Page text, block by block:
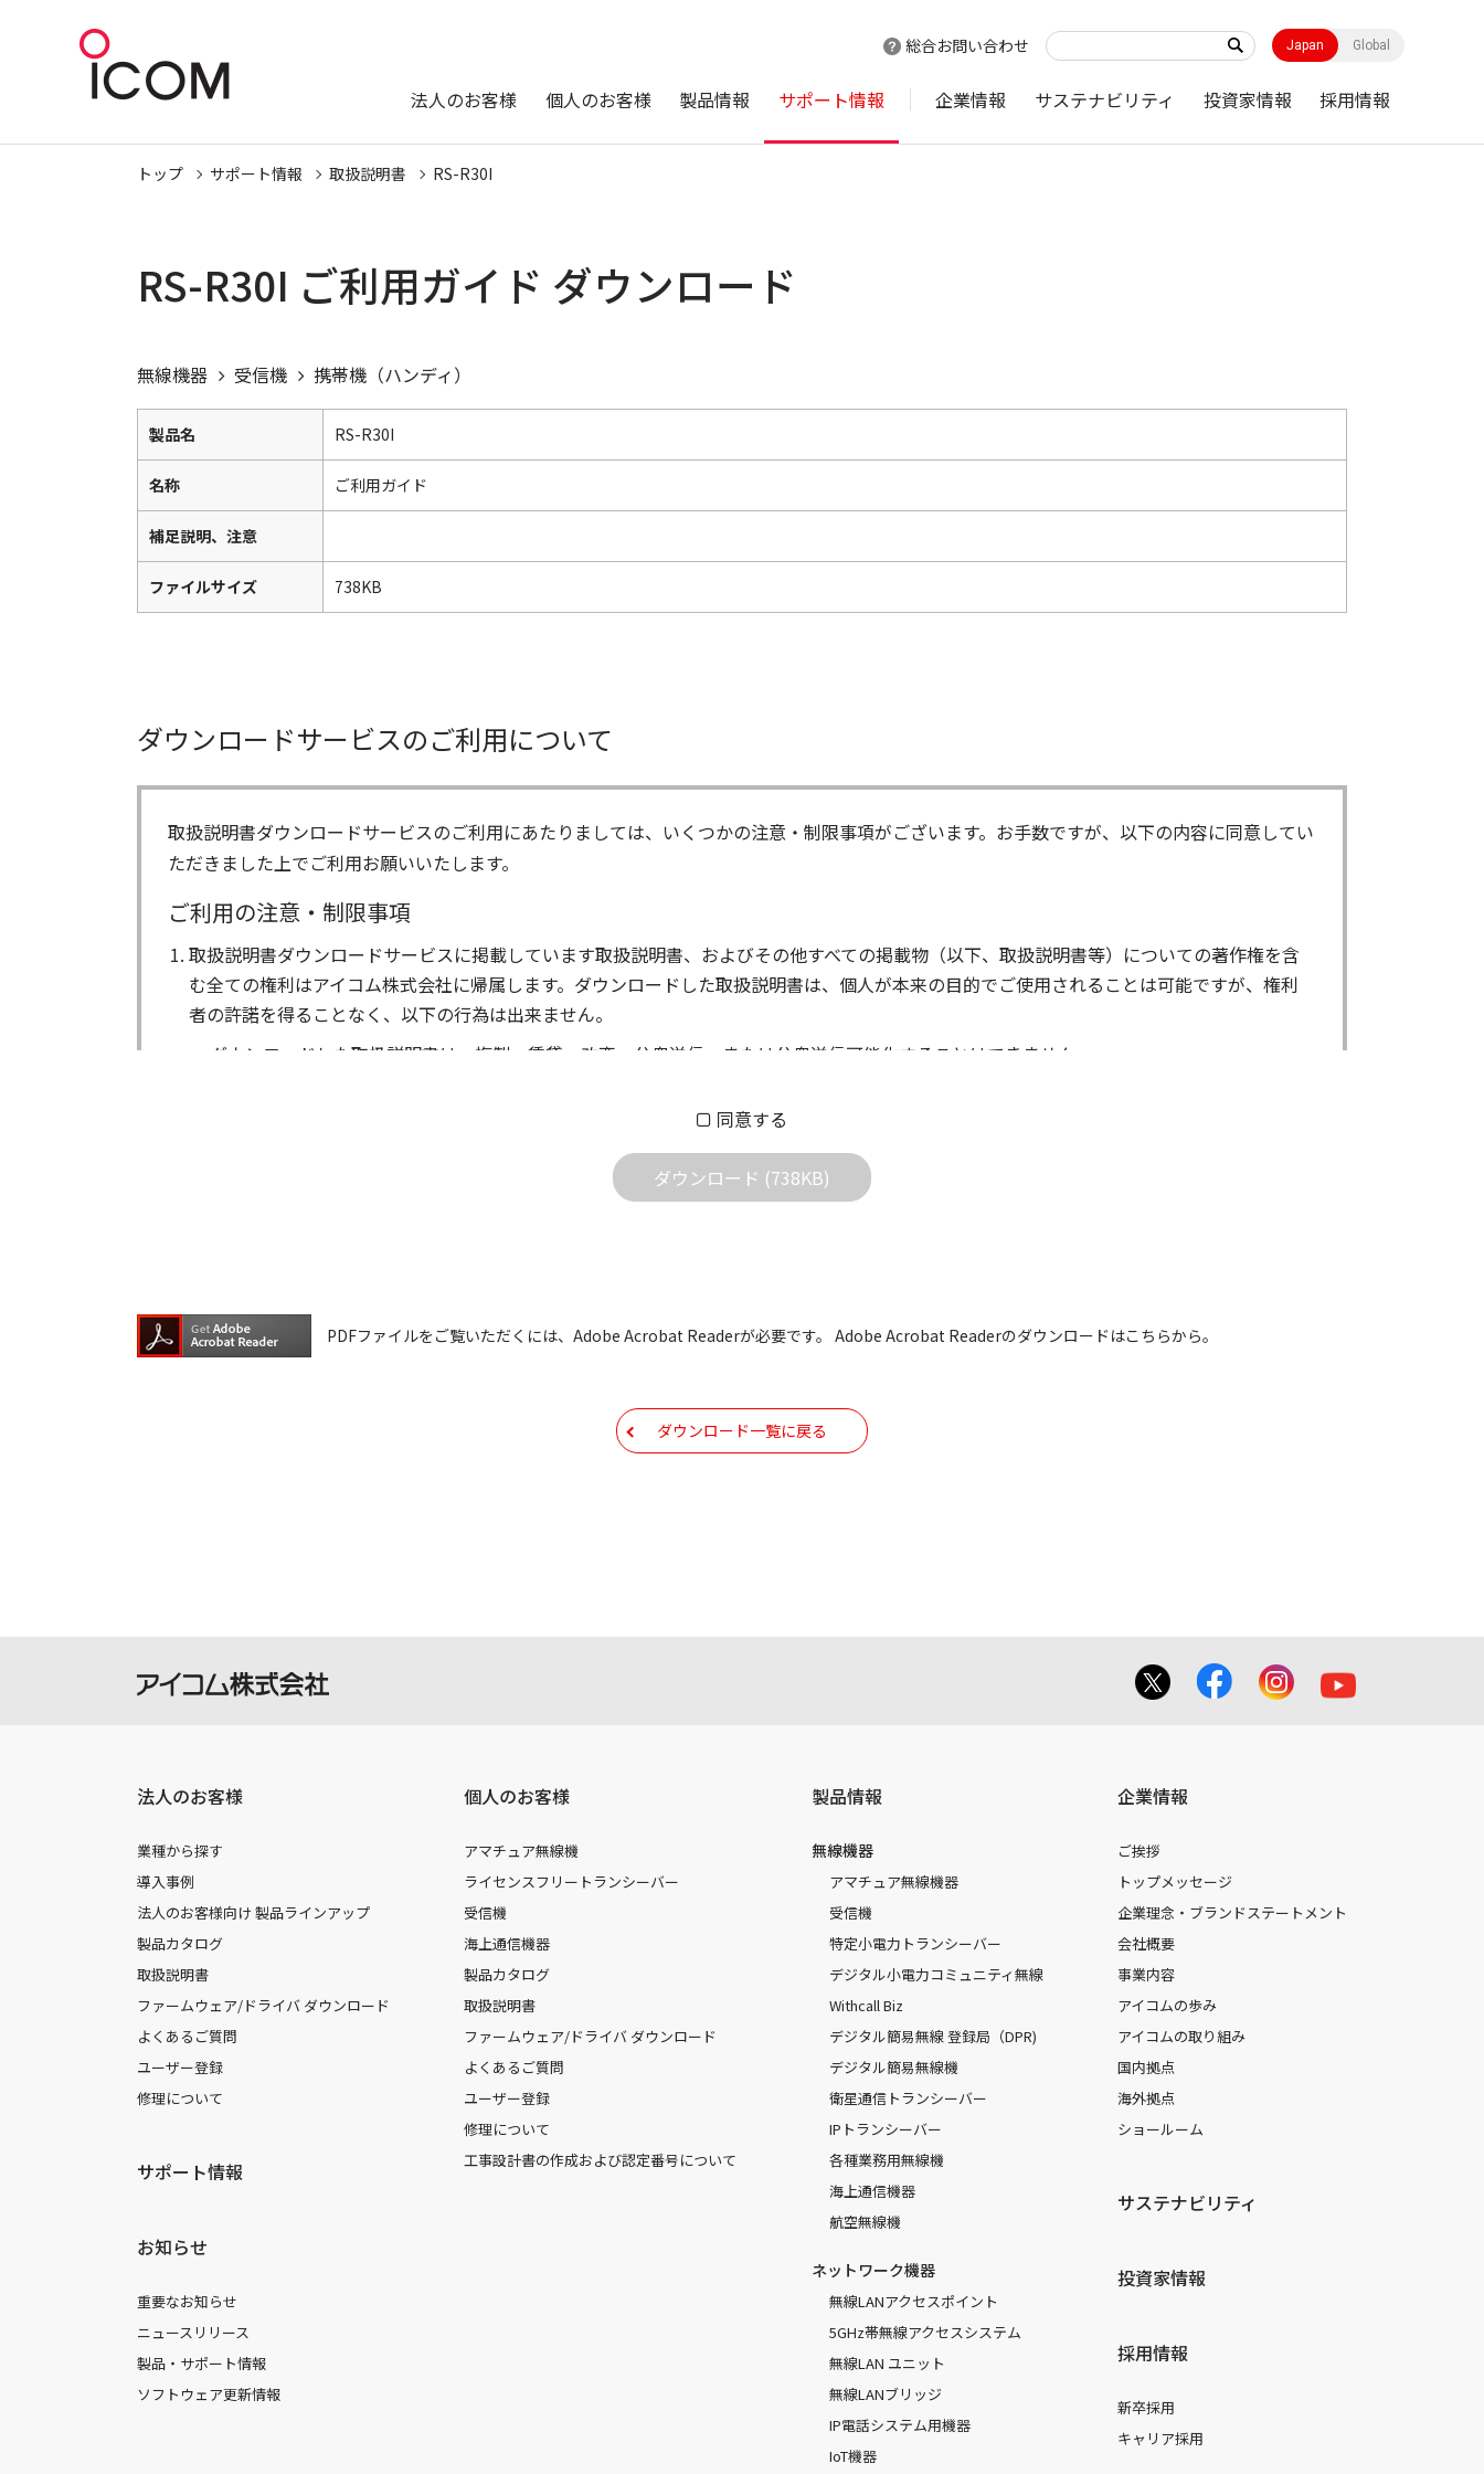
総合お問い合わせ Japan Global
法人のお客様 個人のお客様 製品情報 サポート情報 企業情報 サステナビリティ 投資家情報 採用情報
トップ サポート情報 取扱説明書 RS-R30I
RS-R30I ご利用ガイド ダウンロード
無線機器 受信機 携帯機（ハンディ）
製品名 RS-R30I
名称 ご利用ガイド
補足説明、注意
ファイルサイズ 738KB
ダウンロードサービスのご利用について
取扱説明書ダウンロードサービスのご利用にあたりましては、いくつかの注意・制限事項がございます。お手数ですが、以下の内容に同意してい
ただきました上でご利用お願いいたします。
ご利用の注意・制限事項
取扱説明書ダウンロードサービスに掲載しています取扱説明書、およびその他すべての掲載物（以下、取扱説明書等）についての著作権を含
む全ての権利はアイコム株式会社に帰属します。ダウンロードした取扱説明書は、個人が本来の目的でご使用されることは可能ですが、権利
者の許諾を得ることなく、以下の行為は出来ません。
ダウンロードした取扱説明書は、複製、賃貸、改変、公衆送信、または公衆送信可能化することはできません。
ダウンロードした取扱説明書は、有償あるいは無償を問わず、営業活動に使用することは、いかなる場合であっても出来ません。
ダウンロードした取扱説明書等に使用されている写真、イラスト、データ等に付いての転用は一切出来ません。
掲載の取扱説明書等は、製品発売当時の内容になっております。内容において、法律、仕様、住所、電話番号などは、現在のものと異なるもの
が含まれている場合があります。ご利用の際は、最新情報を参考にしてください。
取扱説明書の内容は、製品の仕様変更などで予告なく変更される場合があります。本サイトに掲載されている取扱説明書の内容は、お手持ち
の機種に同梱されている取扱説明書や現時点で発売されている機種に同梱されている取扱説明書の内容とは異なる場合がございますのでご了
を負いません。
同意する
ダウンロード (738KB)
PDFファイルをご覧いただくには、Adobe Acrobat Readerが必要です。 Adobe Acrobat Readerのダウンロードはこちらから。
ダウンロード一覧に戻る
法人のお客様
業種から探す
導入事例
法人のお客様向け 製品ラインアップ
製品カタログ
取扱説明書
ファームウェア/ドライバ ダウンロード
よくあるご質問
ユーザー登録
修理について
サポート情報
お知らせ
重要なお知らせ
ニュースリリース
製品・サポート情報
ソフトウェア更新情報
個人のお客様
アマチュア無線機
ライセンスフリートランシーバー
受信機
海上通信機器
製品カタログ
取扱説明書
ファームウェア/ドライバ ダウンロード
よくあるご質問
ユーザー登録
修理について
工事設計書の作成および認定番号について
製品情報
無線機器
アマチュア無線機器
受信機
特定小電力トランシーバー
デジタル小電力コミュニティ無線
Withcall Biz
デジタル簡易無線 登録局（DPR)
デジタル簡易無線機
衛星通信トランシーバー
IPトランシーバー
各種業務用無線機
海上通信機器
航空無線機
ネットワーク機器
無線LANアクセスポイント
5GHz帯無線アクセスシステム
無線LAN ユニット
無線LANブリッジ
IP電話システム用機器
IoT機器
企業情報
ご挨拶
トップメッセージ
企業理念・ブランドステートメント
会社概要
事業内容
アイコムの歩み
アイコムの取り組み
国内拠点
海外拠点
ショールーム
サステナビリティ
投資家情報
採用情報
新卒採用
キャリア採用